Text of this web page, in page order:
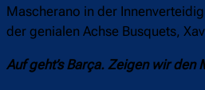
Mascherano in der
der genialen Achse Busquets,
Auf geht’s Barça. Zeigen wir